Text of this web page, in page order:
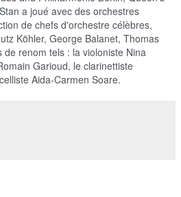
a joué avec des orchestres
de chefs d'orchestre célèbres,
Köhler, George Balanet, Thomas
renom tels : la violoniste Nina
Garioud, le clarinettiste
Aida-Carmen Soare.